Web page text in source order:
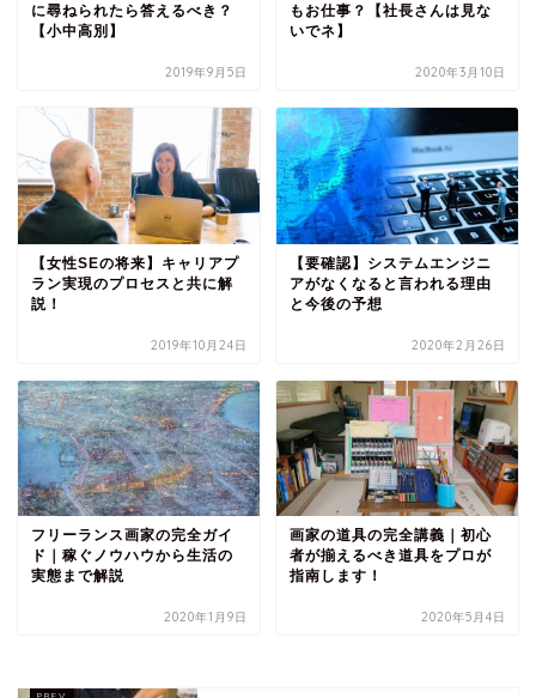
に尋ねられたら答えるべき？
【小中高別】
2019年9月5日
もお仕事？【社長さんは見な
いでネ】
2020年3月10日
【女性SEの将来】キャリアプ
ラン実現のプロセスと共に解
説！
2019年10月24日
【要確認】システムエンジニ
アがなくなると言われる理由
と今後の予想
2020年2月26日
フリーランス画家の完全ガイ
ド｜稼ぐノウハウから生活の
実態まで解説
2020年1月9日
画家の道具の完全講義｜初心
者が揃えるべき道具をプロが
指南します！
2020年5月4日